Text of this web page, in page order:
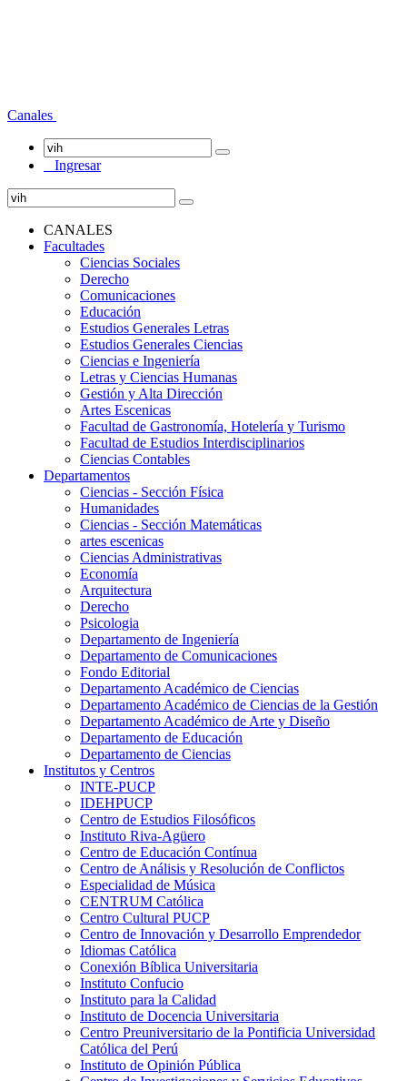
Canales
Ingresar
CANALES
Facultades
Ciencias Sociales
Derecho
Comunicaciones
Educación
Estudios Generales Letras
Estudios Generales Ciencias
Ciencias e Ingeniería
Letras y Ciencias Humanas
Gestión y Alta Dirección
Artes Escenicas
Facultad de Gastronomía, Hotelería y Turismo
Facultad de Estudios Interdisciplinarios
Ciencias Contables
Departamentos
Ciencias - Sección Física
Humanidades
Ciencias - Sección Matemáticas
artes escenicas
Ciencias Administrativas
Economía
Arquitectura
Derecho
Psicologia
Departamento de Ingeniería
Departamento de Comunicaciones
Fondo Editorial
Departamento Académico de Ciencias
Departamento Académico de Ciencias de la Gestión
Departamento Académico de Arte y Diseño
Departamento de Educación
Departamento de Ciencias
Institutos y Centros
INTE-PUCP
IDEHPUCP
Centro de Estudios Filosóficos
Instituto Riva-Agüero
Centro de Educación Contínua
Centro de Análisis y Resolución de Conflictos
Especialidad de Música
CENTRUM Católica
Centro Cultural PUCP
Centro de Innovación y Desarrollo Emprendedor
Idiomas Católica
Conexión Bíblica Universitaria
Instituto Confucio
Instituto para la Calidad
Instituto de Docencia Universitaria
Centro Preuniversitario de la Pontificia Universidad
Católica del Perú
Instituto de Opinión Pública